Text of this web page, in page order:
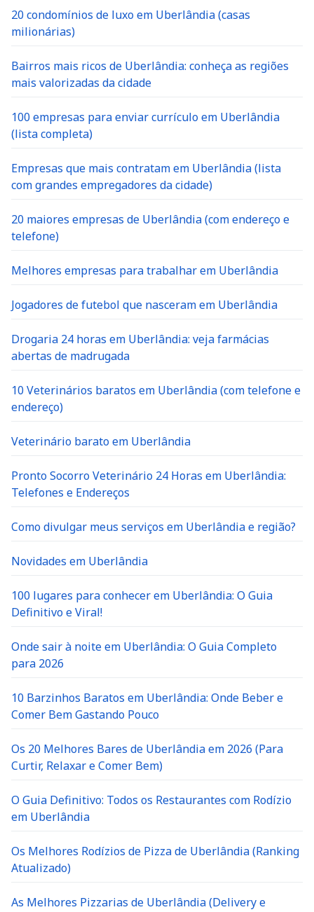
20 condomínios de luxo em Uberlândia (casas
milionárias)
Bairros mais ricos de Uberlândia: conheça as regiões
mais valorizadas da cidade
100 empresas para enviar currículo em Uberlândia
(lista completa)
Empresas que mais contratam em Uberlândia (lista
com grandes empregadores da cidade)
20 maiores empresas de Uberlândia (com endereço e
telefone)
Melhores empresas para trabalhar em Uberlândia
Jogadores de futebol que nasceram em Uberlândia
Drogaria 24 horas em Uberlândia: veja farmácias
abertas de madrugada
10 Veterinários baratos em Uberlândia (com telefone e
endereço)
Veterinário barato em Uberlândia
Pronto Socorro Veterinário 24 Horas em Uberlândia:
Telefones e Endereços
Como divulgar meus serviços em Uberlândia e região?
Novidades em Uberlândia
100 lugares para conhecer em Uberlândia: O Guia
Definitivo e Viral!
Onde sair à noite em Uberlândia: O Guia Completo
para 2026
10 Barzinhos Baratos em Uberlândia: Onde Beber e
Comer Bem Gastando Pouco
Os 20 Melhores Bares de Uberlândia em 2026 (Para
Curtir, Relaxar e Comer Bem)
O Guia Definitivo: Todos os Restaurantes com Rodízio
em Uberlândia
Os Melhores Rodízios de Pizza de Uberlândia (Ranking
Atualizado)
As Melhores Pizzarias de Uberlândia (Delivery e